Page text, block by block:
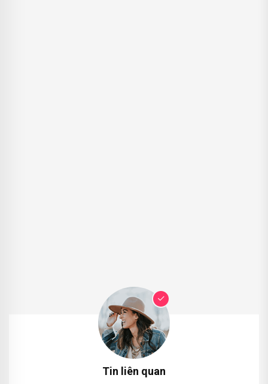
Tin liên quan